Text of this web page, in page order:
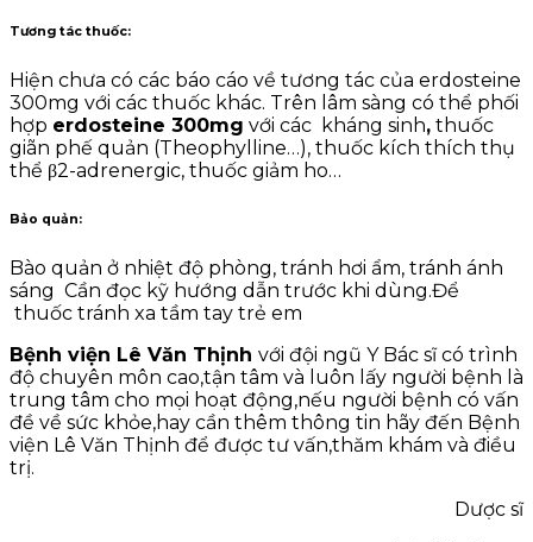
Tương tác thuốc:
Hiện chưa có các báo cáo về tương tác của erdosteine
300mg với các thuốc khác. Trên lâm sàng có thể phối
hợp erdosteine 300mg với các kháng sinh, thuốc
giãn phế quản (Theophylline…), thuốc kích thích thụ
thể β2-adrenergic, thuốc giảm ho…
Bảo quản:
Bào quản ở nhiệt độ phòng, tránh hơi ẩm, tránh ánh
sáng Cần đọc kỹ hướng dẫn trước khi dùng.Để
thuốc tránh xa tầm tay trẻ em
Bệnh viện Lê Văn Thịnh với đội ngũ Y Bác sĩ có trình
độ chuyên môn cao,tận tâm và luôn lấy người bệnh là
trung tâm cho mọi hoạt động,nếu người bệnh có vấn
đề về sức khỏe,hay cần thêm thông tin hãy đến Bệnh
viện Lê Văn Thịnh để được tư vấn,thăm khám và điều
trị.
Dược sĩ